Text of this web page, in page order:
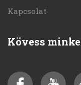
Kapcsolat
Kövess